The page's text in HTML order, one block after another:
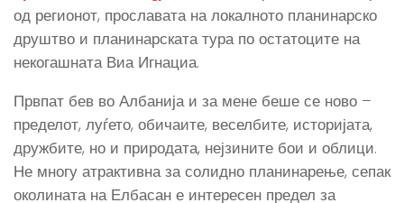
од регионот, прославата на локалното планинарско
друштво и планинарската тура по остатоците на
некогашната Виа Игнациа.
Првпат бев во Албанија и за мене беше се ново –
пределот, луѓето, обичаите, веселбите, историјата,
дружбите, но и природата, нејзините бои и облици.
Не многу атрактивна за солидно планинарење, сепак
околината на Елбасан е интересен предел за